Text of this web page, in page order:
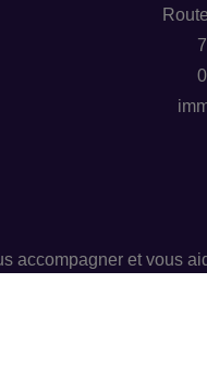
accompagner et vous